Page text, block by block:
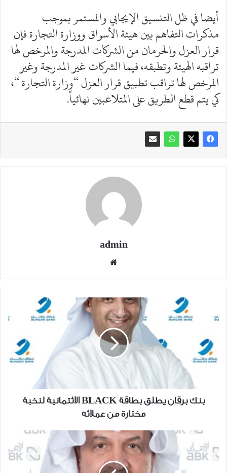
أيضا في ظل التنسيق الإيجابي والمستمر بموجب
مذكرات التفاهم بين هيئة الأسواق ووزارة التجارة فإن
قرار العزل والحرمان من الشركات المدرجة والمرخص لها
تراقبه الهيئة وتطبقه، فيما الشركات غير المدرجة وغير
المرخص لها تراقب تطبيق قرار العزل “وزارة التجارة “،
كي يتم قطع الطريق على المتلاعبين نهائياً.
admin
برقان
يطلق
بطاقة
BLACK
الائتمانية
مختارة
عملائه
بنك برقان يطلق بطاقة BLACK الائتمانية لنخبة
مختارة من عملائه
البنك
الأهلي
الكويتي